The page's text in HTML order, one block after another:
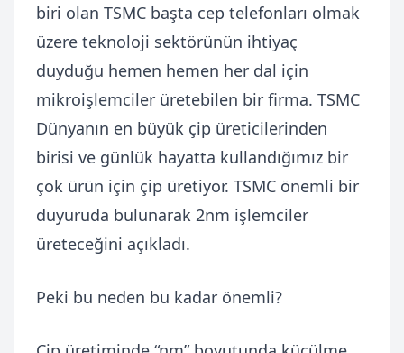
biri olan TSMC başta cep telefonları olmak
üzere teknoloji sektörünün ihtiyaç
duyduğu hemen hemen her dal için
mikroişlemciler üretebilen bir firma. TSMC
Dünyanın en büyük çip üreticilerinden
birisi ve günlük hayatta kullandığımız bir
çok ürün için çip üretiyor. TSMC önemli bir
duyuruda bulunarak 2nm işlemciler
üreteceğini açıkladı.
Peki bu neden bu kadar önemli?